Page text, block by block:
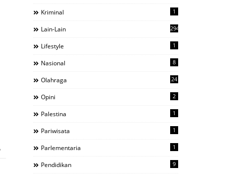
Kriminal 1
Lain-Lain 294
Lifestyle 1
Nasional 8
Olahraga 24
Opini 2
Palestina 1
Pariwisata 1
Parlementaria 1
Pendidikan 9